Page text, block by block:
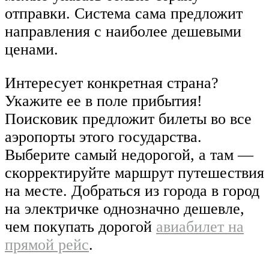
отправки. Система сама предложит
направления с наиболее дешевыми
ценами.
Интересует конкретная страна?
Укажите ее в поле прибытия!
Поисковик предложит билеты во все
аэропорты этого государства.
Выберите самый недорогой, а там —
скорректируйте маршрут путешествия
на месте. Добраться из города в город
на электричке однозначно дешевле,
чем покупать дорогой авиабилет на
прямой рейс.